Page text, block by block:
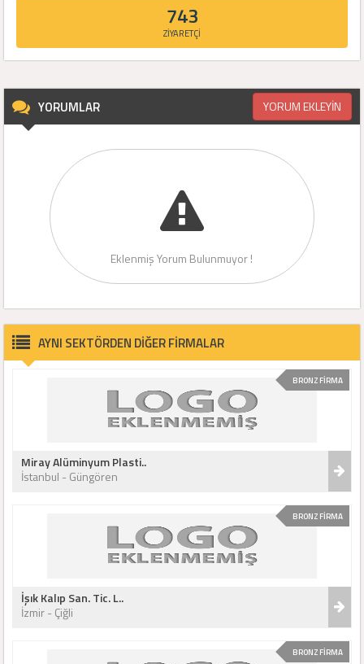
743
ZİYARETÇİ
YORUMLAR YORUM EKLEYİN
Eklenmiş Yorum Bulunmuyor !
AYNI SEKTÖRDEN DİĞER FİRMALAR
BRONZ FİRMA
Miray Alüminyum Plasti..
İstanbul - Güngören
BRONZ FİRMA
İşık Kalıp San. Tic. L..
İzmir - Çiğli
BRONZ FİRMA